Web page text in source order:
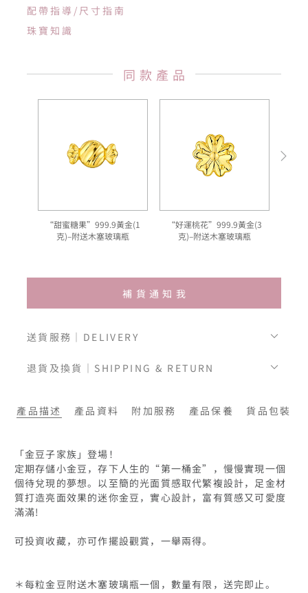
配帶指導/尺寸指南
珠寶知識
同款產品
“甜蜜糖果”999.9黃金(1
克)–附送木塞玻璃瓶
“好運桃花”999.9黃金(3
克)–附送木塞玻璃瓶
補貨通知我
送貨服務｜DELIVERY
退貨及換貨｜SHIPPING & RETURN
產品描述 產品資料 附加服務 產品保養 貨品包裝
「金豆子家族」登場！
定期存儲⼩⾦豆，存下⼈⽣的“第⼀桶⾦”，慢慢實現⼀個
個待兌現的夢想。以⾄簡的光⾯質感取代繁複設計，足金材
質打造亮面效果的迷你金豆，實心設計，富有質感又可愛度
滿滿!
可投資收藏，亦可作擺設觀賞，一舉兩得。
＊每粒金豆附送木塞玻璃瓶一個，數量有限，送完即止。